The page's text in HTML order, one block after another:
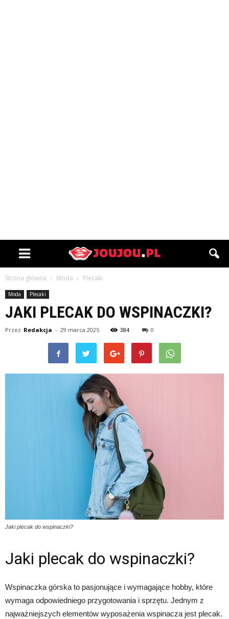
Strona główna Moda Plecaki
Moda Plecaki
JAKI PLECAK DO WSPINACZKI?
Przez Redakcja - 29 marca 2025 384 0
Jaki plecak do wspinaczki?
Jaki plecak do wspinaczki?
Wspinaczka górska to pasjonujące i wymagające hobby, które
wymaga odpowiedniego przygotowania i sprzętu. Jednym z
najważniejszych elementów wyposażenia wspinacza jest plecak.